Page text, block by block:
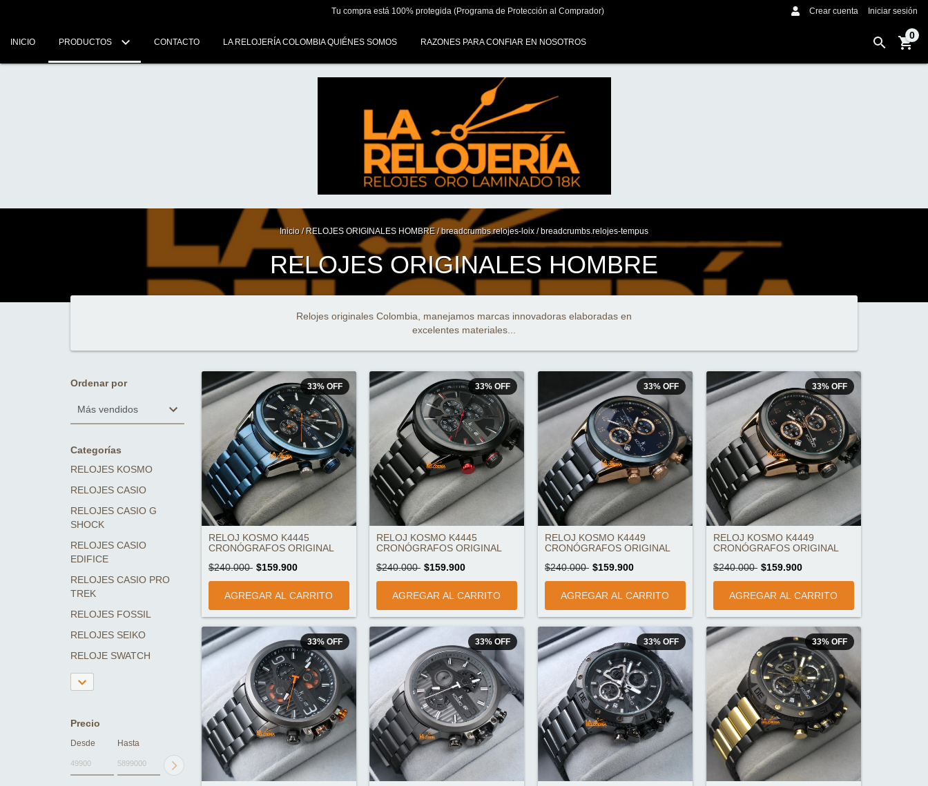
Tu compra está 100% protegida (Programa de Protección al Comprador) Crear cuenta Iniciar sesión
INICIO PRODUCTOS CONTACTO LA RELOJERÍA COLOMBIA QUIÉNES SOMOS RAZONES PARA CONFIAR EN NOSOTROS
0
Inicio / RELOJES ORIGINALES HOMBRE / breadcrumbs.relojes-loix / breadcrumbs.relojes-tempus
RELOJES ORIGINALES HOMBRE
Relojes originales Colombia, manejamos marcas innovadoras elaboradas en
excelentes materiales...
Ordenar por
Categorías
RELOJES KOSMO
RELOJES CASIO
RELOJES CASIO G
SHOCK
RELOJES CASIO
EDIFICE
RELOJES CASIO PRO
TREK
RELOJES FOSSIL
RELOJES SEIKO
RELOJE SWATCH
Precio
Desde Hasta
33% OFF
RELOJ KOSMO K4445
CRONÓGRAFOS ORIGINAL
$240.000 $159.900
33% OFF
RELOJ KOSMO K4445
CRONÓGRAFOS ORIGINAL
$240.000 $159.900
33% OFF
RELOJ KOSMO K4449
CRONÓGRAFOS ORIGINAL
$240.000 $159.900
33% OFF
RELOJ KOSMO K4449
CRONÓGRAFOS ORIGINAL
$240.000 $159.900
33% OFF 33% OFF 33% OFF 33% OFF